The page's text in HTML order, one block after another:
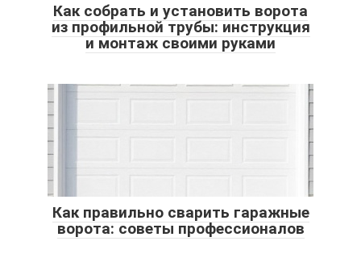
Как собрать и установить ворота
из профильной трубы: инструкция
и монтаж своими руками
Как правильно сварить гаражные
ворота: советы профессионалов